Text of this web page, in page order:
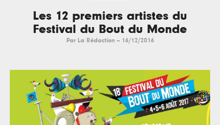
Les 12 premiers artistes du
Festival du Bout du Monde
Par La Rédaction -- 16/12/2016